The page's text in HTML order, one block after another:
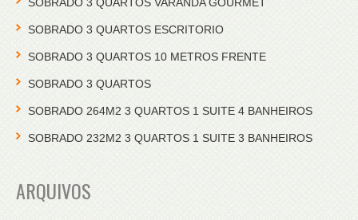
SOBRADO 3 QUARTOS VARANDA GOURMET
SOBRADO 3 QUARTOS ESCRITORIO
SOBRADO 3 QUARTOS 10 METROS FRENTE
SOBRADO 3 QUARTOS
SOBRADO 264M2 3 QUARTOS 1 SUITE 4 BANHEIROS
SOBRADO 232M2 3 QUARTOS 1 SUITE 3 BANHEIROS
ARQUIVOS